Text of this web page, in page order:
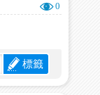
0
標籤